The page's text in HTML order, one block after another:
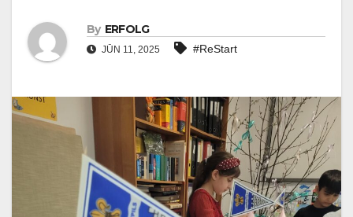
By ERFOLG
JŪN 11, 2025 #ReStart